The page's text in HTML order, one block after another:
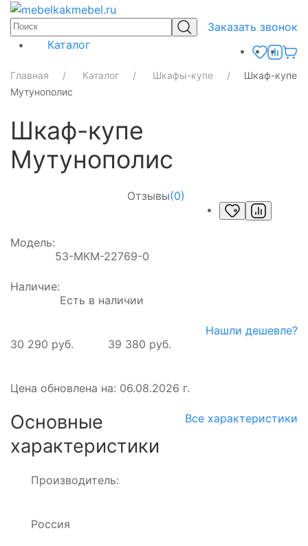
Заказать звонок
Каталог
Главная Каталог Шкафы-купе
Шкаф-купе
Мутунополис
Шкаф-купе
Мутунополис
Отзывы(0)
Модель:
53-МКМ-22769-0
Наличие:
Есть в наличии
30 290 руб. 39 380 руб.
Нашли дешевле?
Цена обновлена на: 06.08.2026 г.
Основные
характеристики
Все характеристики
Производитель:
Россия